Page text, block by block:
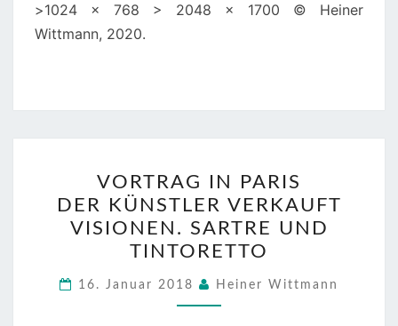
>1024 x 768 > 2048 x 1700 © Heiner
Wittmann, 2020.
IN
PARIS
DER
KÜNSTLER
VERKAUFT
VISIONEN.
VORTRAG IN PARIS
DER KÜNSTLER VERKAUFT
VISIONEN. SARTRE UND
TINTORETTO
16. Januar 2018 Heiner Wittmann